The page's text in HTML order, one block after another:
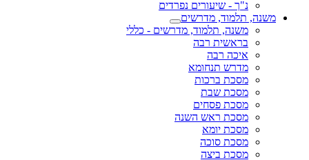
נ"ך - שיעורים נפרדים
משנה, תלמוד, מדרשים
משנה, תלמוד, מדרשים - כללי
בראשית רבה
איכה רבה
מדרש תנחומא
מסכת ברכות
מסכת שבת
מסכת פסחים
מסכת ראש השנה
מסכת יומא
מסכת סוכה
מסכת ביצה